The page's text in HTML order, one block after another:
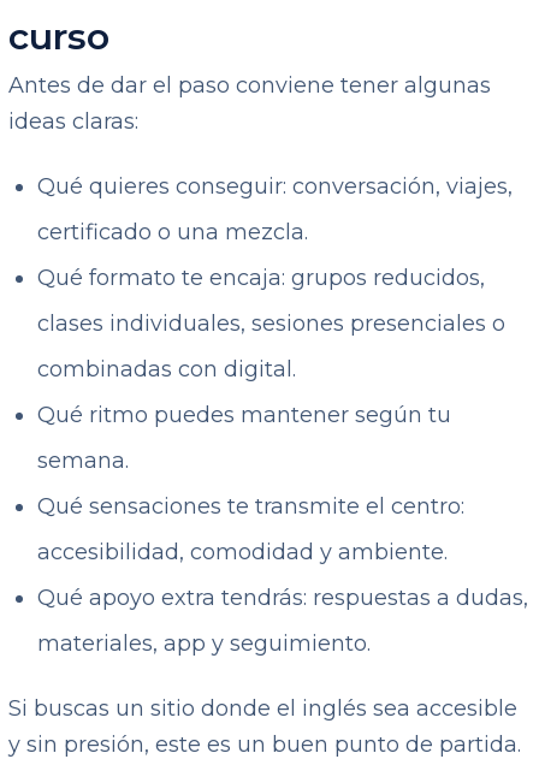
curso
Antes de dar el paso conviene tener algunas
ideas claras:
Qué quieres conseguir: conversación, viajes,
certificado o una mezcla.
Qué formato te encaja: grupos reducidos,
clases individuales, sesiones presenciales o
combinadas con digital.
Qué ritmo puedes mantener según tu
semana.
Qué sensaciones te transmite el centro:
accesibilidad, comodidad y ambiente.
Qué apoyo extra tendrás: respuestas a dudas,
materiales, app y seguimiento.
Si buscas un sitio donde el inglés sea accesible
y sin presión, este es un buen punto de partida.